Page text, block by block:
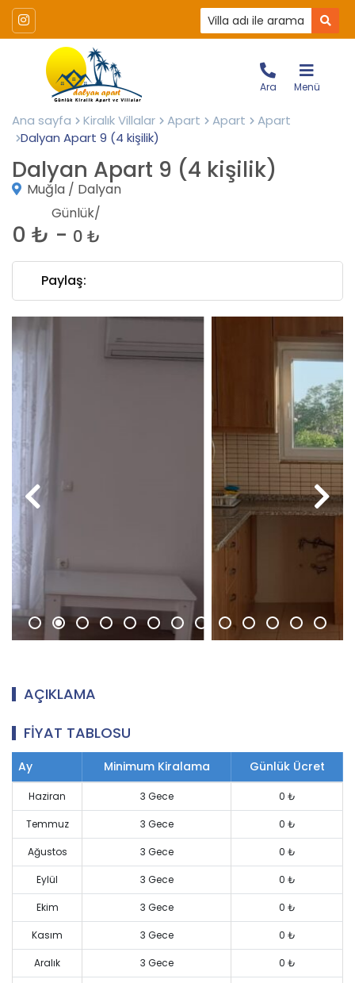
Ara Menü
Ana sayfa Kiralık Villalar Apart Apart
Apart
Dalyan Apart 9 (4 kişilik)
Dalyan Apart 9 (4 kişilik)
Muğla / Dalyan
Günlük/
0 ₺ - 0 ₺
Paylaş:
AÇIKLAMA
FİYAT TABLOSU
Ay Minimum Kiralama Günlük Ücret
Haziran 3 Gece 0 ₺
Temmuz 3 Gece 0 ₺
Ağustos 3 Gece 0 ₺
Eylül 3 Gece 0 ₺
Ekim 3 Gece 0 ₺
Kasım 3 Gece 0 ₺
Aralık 3 Gece 0 ₺